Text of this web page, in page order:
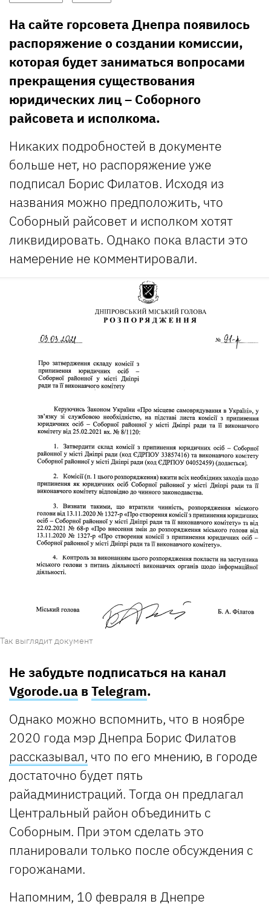
На сайте горсовета Днепра появилось
распоряжение о создании комиссии,
которая будет заниматься вопросами
прекращения существования
юридических лиц – Соборного
райсовета и исполкома.
Никаких подробностей в документе
больше нет, но распоряжение уже
подписал Борис Филатов. Исходя из
названия можно предположить, что
Соборный райсовет и исполком хотят
ликвидировать. Однако пока власти это
намерение не комментировали.
Так выглядит документ
Не забудьте подписаться на канал
Vgorode.ua вTelegram.
Однако можно вспомнить, что в ноябре
2020 года мэр Днепра Борис Филатов
рассказывал, что по его мнению, в городе
достаточно будет пять
райадминистраций. Тогда он предлагал
Центральный район объединить с
Соборным. При этом сделать это
планировали только после обсуждения с
горожанами.
Напомним, 10 февраля в Днепре